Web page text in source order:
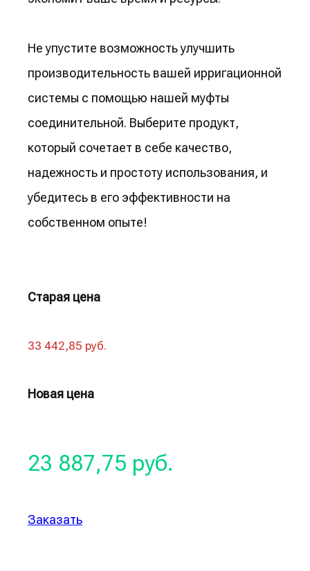
Не упустите возможность улучшить
производительность вашей ирригационной
системы с помощью нашей муфты
соединительной. Выберите продукт,
который сочетает в себе качество,
надежность и простоту использования, и
убедитесь в его эффективности на
собственном опыте!
Старая цена
33 442,85 руб.
Новая цена
23 887,75 руб.
Заказать